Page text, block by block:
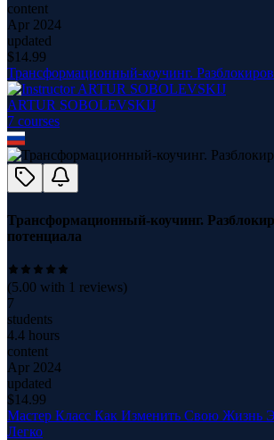
content
Apr 2024
updated
$14.99
Трансформационный-коучинг.
ARTUR SOBOLEVSKIJ
7 courses
Трансформационный-коучинг.
потенциала
(5.00 with 1 reviews)
7
students
4.4 hours
content
Apr 2024
updated
$14.99
Мастер Класс Как Изменить Свою Жизнь
Легко